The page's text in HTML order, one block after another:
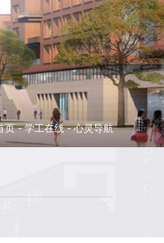
页-学工在线-心灵导航